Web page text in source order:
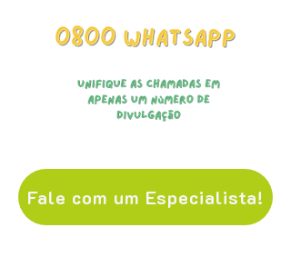
Fale com um Especialista!